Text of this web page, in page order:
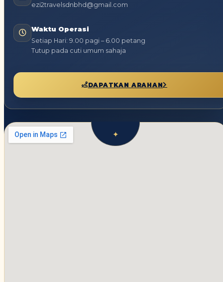
ezi2travelsdnbhd@gmail.com
Waktu Operasi
Setiap Hari: 9.00 pagi – 6.00 petang
Tutup pada cuti umum sahaja
DAPATKAN ARAHAN